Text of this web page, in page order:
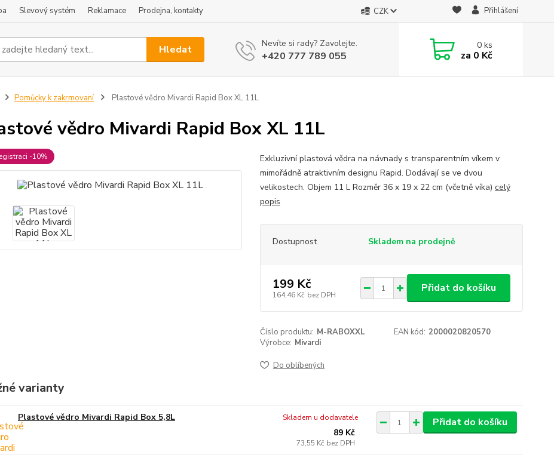
Slevový systém Reklamace Prodejna, kontakty CZK Přihlášení
Hledat Nevíte si rady? Zavolejte.
+420 777 789 055
0ks
za 0 Kč
Pomůcky k zakrmovaní Plastové vědro Mivardi Rapid Box XL 11L
vědro Mivardi Rapid Box XL 11L
-10%
Exkluzivní plastová vědra na návnady s transparentním víkem v
mimořádně atraktivním designu Rapid. Dodávají se ve dvou
velikostech. Objem 11 L Rozměr 36 x 19 x 22 cm (včetně víka) celý
popis
Dostupnost Skladem na prodejně
199 Kč
164,46 Kč bez DPH
Přidat do košíku
Číslo produktu: M-RABOXXL EAN kód: 2000020820570
Výrobce: Mivardi
Do oblíbených
varianty
Plastové vědro Mivardi Rapid Box 5,8L
89 Kč
73,55 Kč bez DPH
Skladem u dodavatele Přidat do košíku